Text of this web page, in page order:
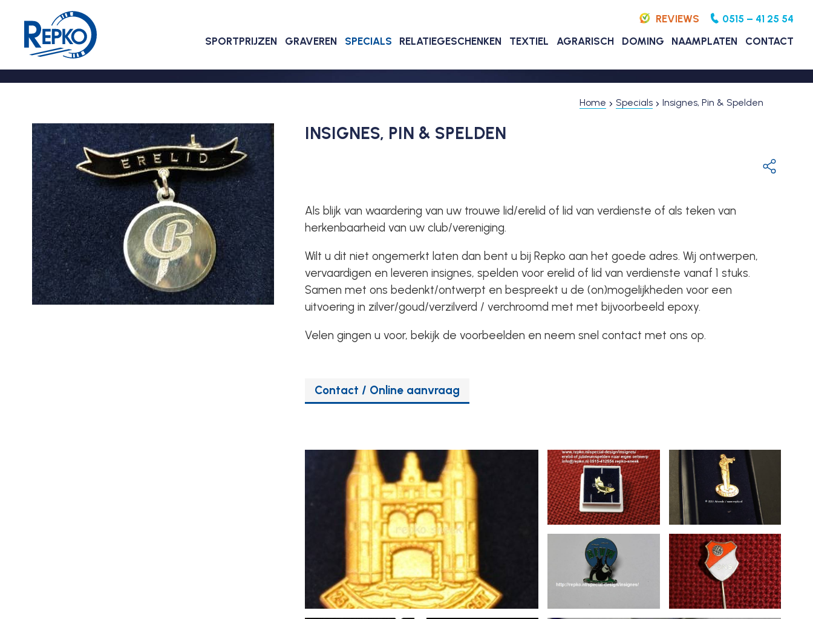
SPORTPRIJZEN GRAVEREN SPECIALS RELATIEGESCHENKEN TEXTIEL AGRARISCH DOMING NAAMPLATEN CONTACT
REVIEWS 0515 – 41 25 54
Home Specials Insignes, Pin & Spelden
INSIGNES, PIN & SPELDEN
Als blijk van waardering van uw trouwe lid/erelid of lid van verdienste of als teken van
herkenbaarheid van uw club/vereniging.
Wilt u dit niet ongemerkt laten dan bent u bij Repko aan het goede adres. Wij ontwerpen,
vervaardigen en leveren insignes, spelden voor erelid of lid van verdienste vanaf 1 stuks.
Samen met ons bedenkt/ontwerpt en bespreekt u de (on)mogelijkheden voor een
uitvoering in zilver/goud/verzilverd / verchroomd met met bijvoorbeeld epoxy.
Velen gingen u voor, bekijk de voorbeelden en neem snel contact met ons op.
Contact / Online aanvraag